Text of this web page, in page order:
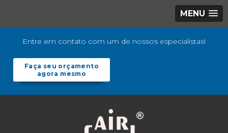
MENU
Entre em contato com um de nossos especialistas!
Faça seu orçamento
agora mesmo